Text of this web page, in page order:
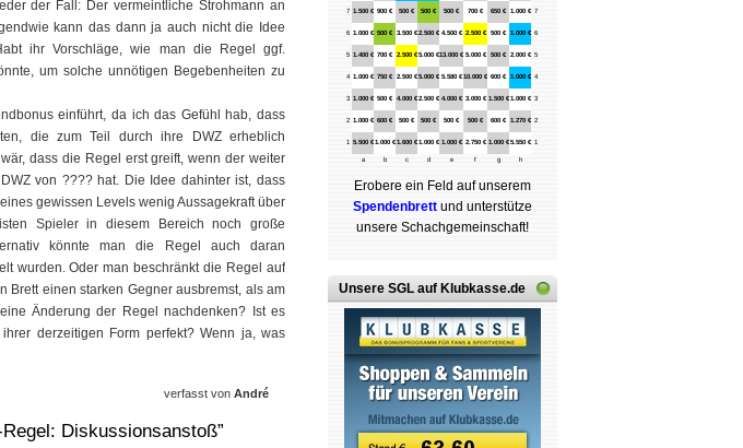
der Fall: Der vermeintliche Strohmann an
kann das dann ja auch nicht die Idee
ihr Vorschläge, wie man die Regel ggf.
um solche unnötigen Begebenheiten zu
einführt, da ich das Gefühl hab, dass
die zum Teil durch ihre DWZ erheblich
dass die Regel erst greift, wenn der weiter
von ???? hat. Die Idee dahinter ist, dass
gewissen Levels wenig Aussagekraft über
Spieler in diesem Bereich noch große
könnte man die Regel auch daran
wurden. Oder man beschränkt die Regel auf
Brett einen starken Gegner ausbremst, als am
Änderung der Regel nachdenken? Ist es
derzeitigen Form perfekt? Wenn ja, was
verfasst von André
Diskussionsanstoß”
7 1.500 € 900 € 500 € 500 € 500 € 700 € 650 € 1.000 € 7
6 1.000 € 500 € 3.500 € 2.500 € 4.500 € 2.500 € 500 € 1.000 € 6
5 1.400 € 700 € 2.500 € 5.000 €13.000 € 5.000 € 500 € 2.000 € 5
4 1.000 € 750 € 2.500 € 5.000 € 5.580 € 10.000 € 600 € 1.000 € 4
3 1.000 € 500 € 4.000 € 2.500 € 4.000 € 3.000 € 1.500 € 1.000 € 3
2 1.000 € 600 € 500 € 500 € 500 € 500 € 600 € 1.270 € 2
1 5.500 € 1.000 € 1.600 € 1.000 € 1.000 € 2.750 € 1.000 € 5.550 € 1
a b c d e f g h
Erobere ein Feld auf unserem
Spenden­brett und unterstütze
unsere Schach­ge­mein­schaft!
Unsere SGL auf Klubkasse.de